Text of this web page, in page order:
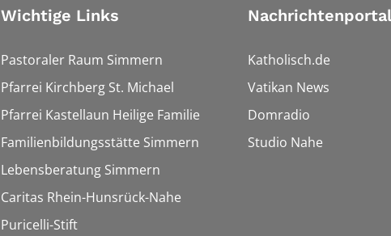
Wichtige Links
Pastoraler Raum Simmern
Pfarrei Kirchberg St. Michael
Pfarrei Kastellaun Heilige Familie
Familienbildungsstätte Simmern
Lebensberatung Simmern
Caritas Rhein-Hunsrück-Nahe
Puricelli-Stift
Katholisch.de
Vatikan News
Domradio
Studio Nahe